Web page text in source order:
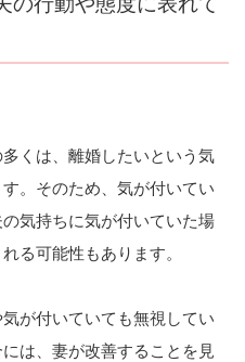
くは、離婚したいという気
。そのため、気が付いてい
気持ちに気が付いていた場
る可能性もあります。
が付いていても無視してい
は、妻が改善することを見